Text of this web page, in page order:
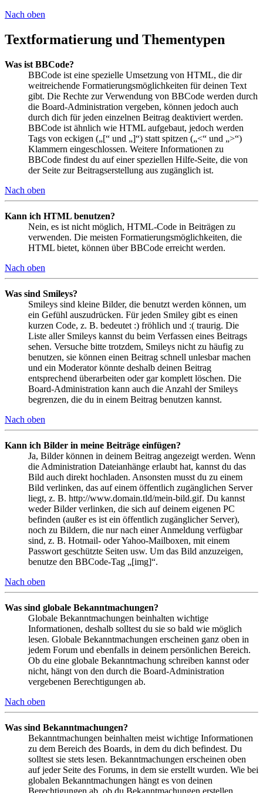
Nach oben
Textformatierung und Thementypen
Was ist BBCode?
BBCode ist eine spezielle Umsetzung von HTML, die dir
weitreichende Formatierungsmöglichkeiten für deinen Text
gibt. Die Rechte zur Verwendung von BBCode werden durch
die Board-Administration vergeben, können jedoch auch
durch dich für jeden einzelnen Beitrag deaktiviert werden.
BBCode ist ähnlich wie HTML aufgebaut, jedoch werden
Tags von eckigen („[“ und „]“) statt spitzen („<“ und „>“)
Klammern eingeschlossen. Weitere Informationen zu
BBCode findest du auf einer speziellen Hilfe-Seite, die von
der Seite zur Beitragserstellung aus zugänglich ist.
Nach oben
Kann ich HTML benutzen?
Nein, es ist nicht möglich, HTML-Code in Beiträgen zu
verwenden. Die meisten Formatierungsmöglichkeiten, die
HTML bietet, können über BBCode erreicht werden.
Nach oben
Was sind Smileys?
Smileys sind kleine Bilder, die benutzt werden können, um
ein Gefühl auszudrücken. Für jeden Smiley gibt es einen
kurzen Code, z. B. bedeutet :) fröhlich und :( traurig. Die
Liste aller Smileys kannst du beim Verfassen eines Beitrags
sehen. Versuche bitte trotzdem, Smileys nicht zu häufig zu
benutzen, sie können einen Beitrag schnell unlesbar machen
und ein Moderator könnte deshalb deinen Beitrag
entsprechend überarbeiten oder gar komplett löschen. Die
Board-Administration kann auch die Anzahl der Smileys
begrenzen, die du in einem Beitrag benutzen kannst.
Nach oben
Kann ich Bilder in meine Beiträge einfügen?
Ja, Bilder können in deinem Beitrag angezeigt werden. Wenn
die Administration Dateianhänge erlaubt hat, kannst du das
Bild auch direkt hochladen. Ansonsten musst du zu einem
Bild verlinken, das auf einem öffentlich zugänglichen Server
liegt, z. B. http://www.domain.tld/mein-bild.gif. Du kannst
weder Bilder verlinken, die sich auf deinem eigenen PC
befinden (außer es ist ein öffentlich zugänglicher Server),
noch zu Bildern, die nur nach einer Anmeldung verfügbar
sind, z. B. Hotmail- oder Yahoo-Mailboxen, mit einem
Passwort geschützte Seiten usw. Um das Bild anzuzeigen,
benutze den BBCode-Tag „[img]“.
Nach oben
Was sind globale Bekanntmachungen?
Globale Bekanntmachungen beinhalten wichtige
Informationen, deshalb solltest du sie so bald wie möglich
lesen. Globale Bekanntmachungen erscheinen ganz oben in
jedem Forum und ebenfalls in deinem persönlichen Bereich.
Ob du eine globale Bekanntmachung schreiben kannst oder
nicht, hängt von den durch die Board-Administration
vergebenen Berechtigungen ab.
Nach oben
Was sind Bekanntmachungen?
Bekanntmachungen beinhalten meist wichtige Informationen
zu dem Bereich des Boards, in dem du dich befindest. Du
solltest sie stets lesen. Bekanntmachungen erscheinen oben
auf jeder Seite des Forums, in dem sie erstellt wurden. Wie bei
globalen Bekanntmachungen hängt es von deinen
Berechtigungen ab, ob du Bekanntmachungen erstellen